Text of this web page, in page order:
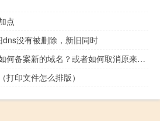
点
没有被删除，新旧同时
原备案人员找不到了，如何备案新的域名？或者如何取消原来的备案
打印文件怎么排版）